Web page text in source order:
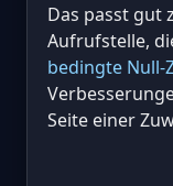
Das passt gut
Aufrufstelle,
bedingte Null-
Seite einer